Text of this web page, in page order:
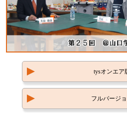
tysオンエア
フルバージ